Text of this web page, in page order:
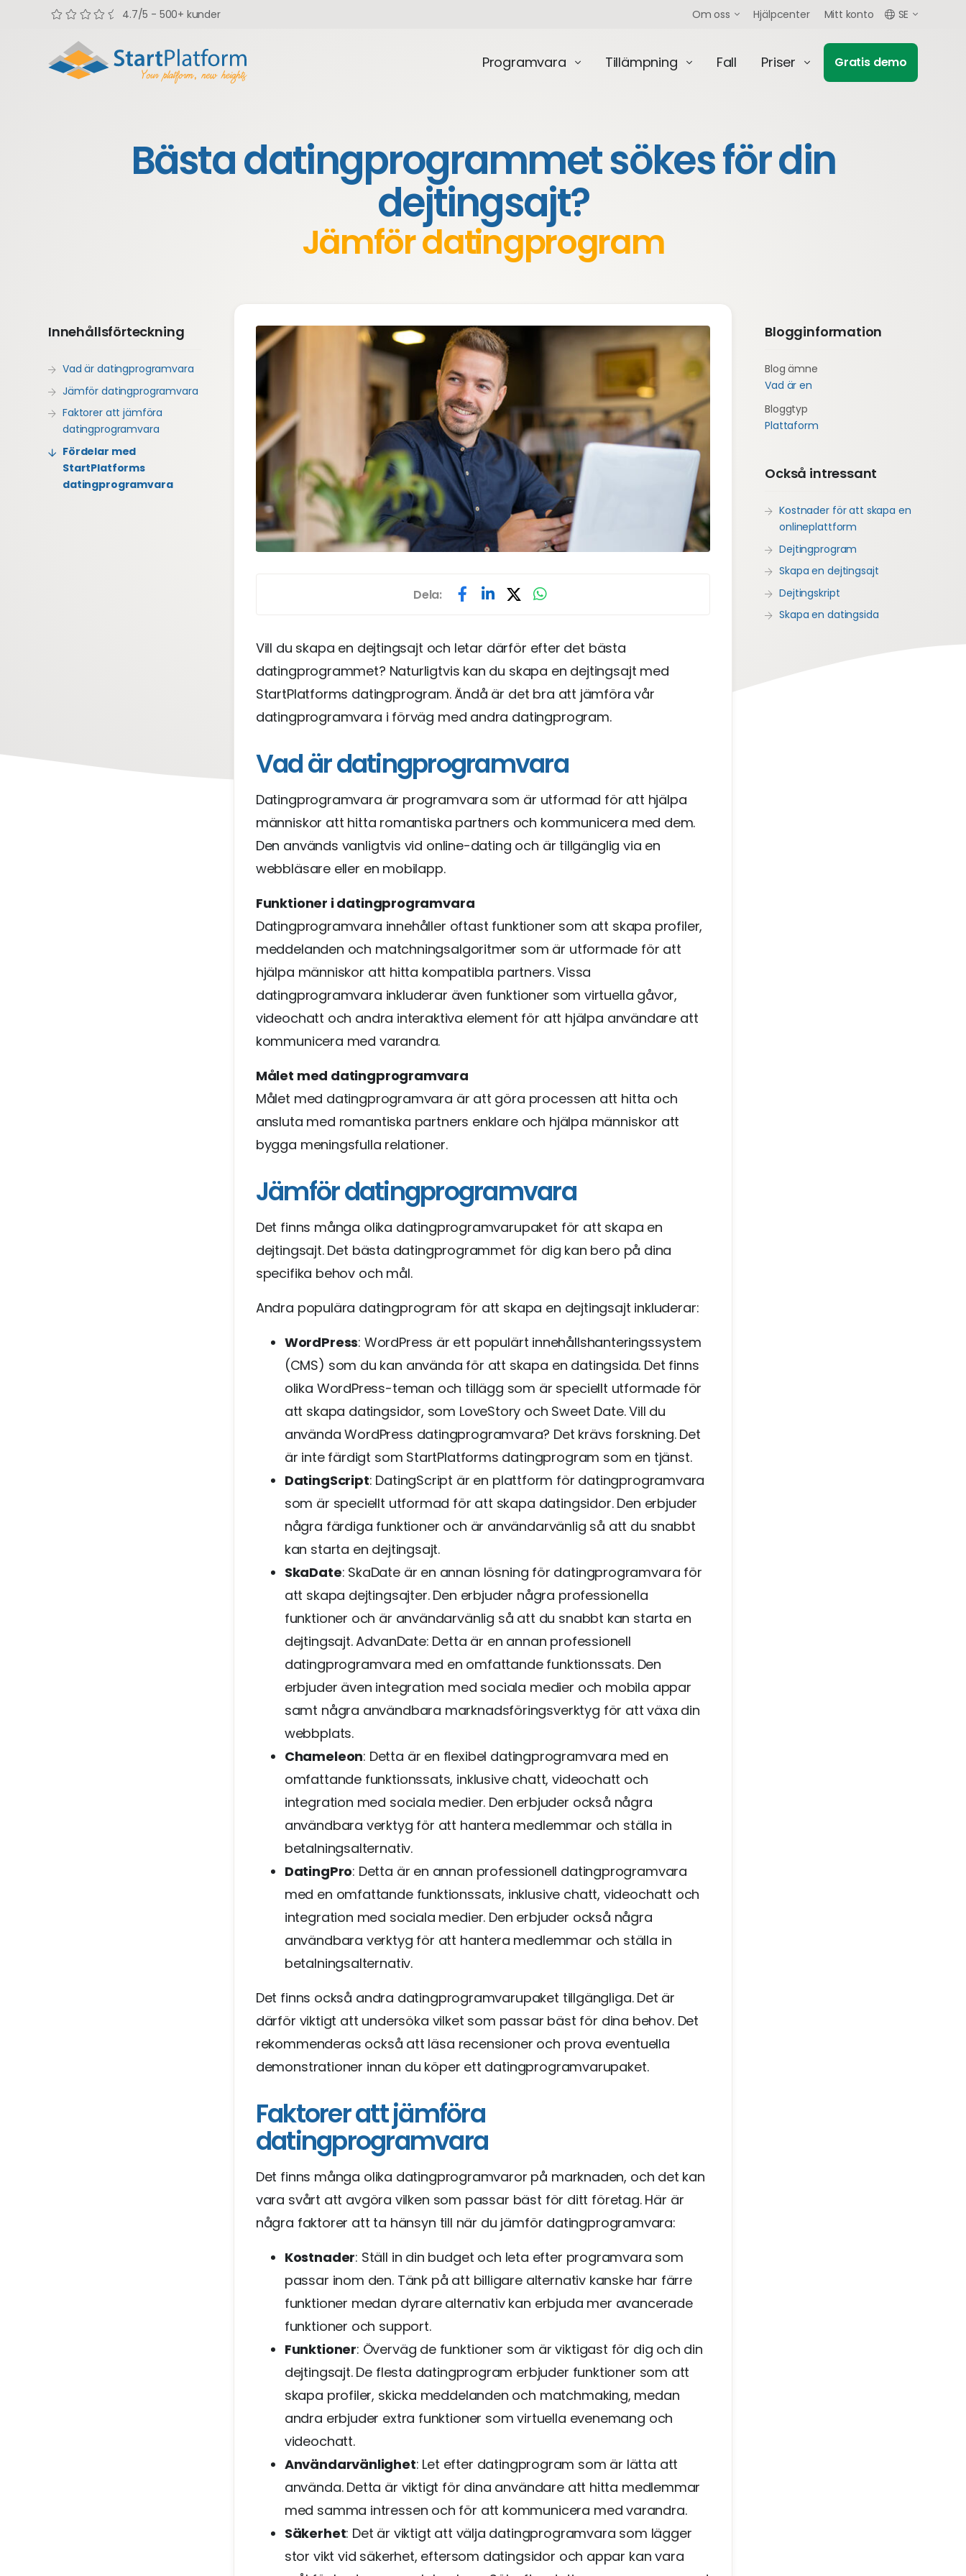
Bästa datingprogrammet sökes för din
dejtingsajt?
Jämför datingprogram
Innehållsförteckning
Vad är datingprogramvara
Jämför datingprogramvara
Faktorer att jämföra
datingprogramvara
Fördelar med
StartPlatforms
datingprogramvara
Dela:
Vill du skapa en dejtingsajt och letar därför efter det bästa
datingprogrammet? Naturligtvis kan du skapa en dejtingsajt med
StartPlatforms datingprogram. Ändå är det bra att jämföra vår
datingprogramvara i förväg med andra datingprogram.
Vad är datingprogramvara
Datingprogramvara är programvara som är utformad för att hjälpa
människor att hitta romantiska partners och kommunicera med dem.
Den används vanligtvis vid online-dating och är tillgänglig via en
webbläsare eller en mobilapp.
Funktioner i datingprogramvara
Datingprogramvara innehåller oftast funktioner som att skapa profiler,
meddelanden och matchningsalgoritmer som är utformade för att
hjälpa människor att hitta kompatibla partners. Vissa
datingprogramvara inkluderar även funktioner som virtuella gåvor,
videochatt och andra interaktiva element för att hjälpa användare att
kommunicera med varandra.
Målet med datingprogramvara
Målet med datingprogramvara är att göra processen att hitta och
ansluta med romantiska partners enklare och hjälpa människor att
bygga meningsfulla relationer.
Jämför datingprogramvara
Det finns många olika datingprogramvarupaket för att skapa en
dejtingsajt. Det bästa datingprogrammet för dig kan bero på dina
specifika behov och mål.
Andra populära datingprogram för att skapa en dejtingsajt inkluderar:
WordPress: WordPress är ett populärt innehållshanteringssystem
(CMS) som du kan använda för att skapa en datingsida. Det finns
olika WordPress-teman och tillägg som är speciellt utformade för
att skapa datingsidor, som LoveStory och Sweet Date. Vill du
använda WordPress datingprogramvara? Det krävs forskning. Det
är inte färdigt som StartPlatforms datingprogram som en tjänst.
DatingScript: DatingScript är en plattform för datingprogramvara
som är speciellt utformad för att skapa datingsidor. Den erbjuder
några färdiga funktioner och är användarvänlig så att du snabbt
kan starta en dejtingsajt.
SkaDate: SkaDate är en annan lösning för datingprogramvara för
att skapa dejtingsajter. Den erbjuder några professionella
funktioner och är användarvänlig så att du snabbt kan starta en
dejtingsajt. AdvanDate: Detta är en annan professionell
datingprogramvara med en omfattande funktionssats. Den
erbjuder även integration med sociala medier och mobila appar
samt några användbara marknadsföringsverktyg för att växa din
webbplats.
Chameleon: Detta är en flexibel datingprogramvara med en
omfattande funktionssats, inklusive chatt, videochatt och
integration med sociala medier. Den erbjuder också några
användbara verktyg för att hantera medlemmar och ställa in
betalningsalternativ.
DatingPro: Detta är en annan professionell datingprogramvara
med en omfattande funktionssats, inklusive chatt, videochatt och
integration med sociala medier. Den erbjuder också några
användbara verktyg för att hantera medlemmar och ställa in
betalningsalternativ.
Det finns också andra datingprogramvarupaket tillgängliga. Det är
därför viktigt att undersöka vilket som passar bäst för dina behov. Det
rekommenderas också att läsa recensioner och prova eventuella
demonstrationer innan du köper ett datingprogramvarupaket.
Faktorer att jämföra
datingprogramvara
Det finns många olika datingprogramvaror på marknaden, och det kan
vara svårt att avgöra vilken som passar bäst för ditt företag. Här är
några faktorer att ta hänsyn till när du jämför datingprogramvara:
Kostnader: Ställ in din budget och leta efter programvara som
passar inom den. Tänk på att billigare alternativ kanske har färre
funktioner medan dyrare alternativ kan erbjuda mer avancerade
funktioner och support.
Funktioner: Överväg de funktioner som är viktigast för dig och din
dejtingsajt. De flesta datingprogram erbjuder funktioner som att
skapa profiler, skicka meddelanden och matchmaking, medan
andra erbjuder extra funktioner som virtuella evenemang och
videochatt.
Användarvänlighet: Let efter datingprogram som är lätta att
använda. Detta är viktigt för dina användare att hitta medlemmar
med samma intressen och för att kommunicera med varandra.
Säkerhet: Det är viktigt att välja datingprogramvara som lägger
stor vikt vid säkerhet, eftersom datingsidor och appar kan vara
Blogginformation
Blog ämne
Vad är en
Bloggtyp
Plattaform
Också intressant
Kostnader för att skapa en
onlineplattform
Dejtingprogram
Skapa en dejtingsajt
Dejtingskript
Skapa en datingsida
4.7/5 - 500+ kunder Om oss Hjälpcenter Mitt konto SE
Programvara Tillämpning Fall Priser Gratis demo